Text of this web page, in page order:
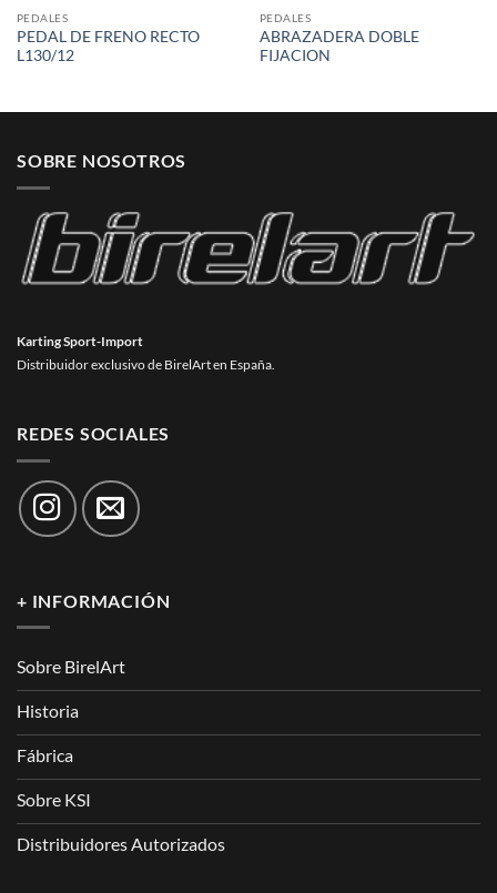
PEDALES
PEDAL DE FRENO RECTO
L130/12
PEDALES
ABRAZADERA DOBLE
FIJACION
SOBRE NOSOTROS
Karting Sport-Import
Distribuidor exclusivo de BirelArt en España.
REDES SOCIALES
+ INFORMACIÓN
Sobre BirelArt
Historia
Fábrica
Sobre KSI
Distribuidores Autorizados